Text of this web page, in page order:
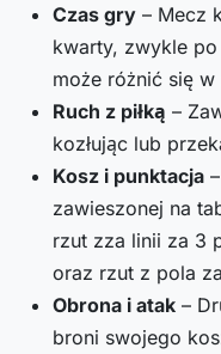
Czas gry – Mecz
kwarty, zwykle
może różnić się
Ruch z piłką –
kozłując lub
Kosz i punktacja
zawieszonej na
rzut zza linii za 3
oraz rzut z pola
Obrona i atak –
broni swojego